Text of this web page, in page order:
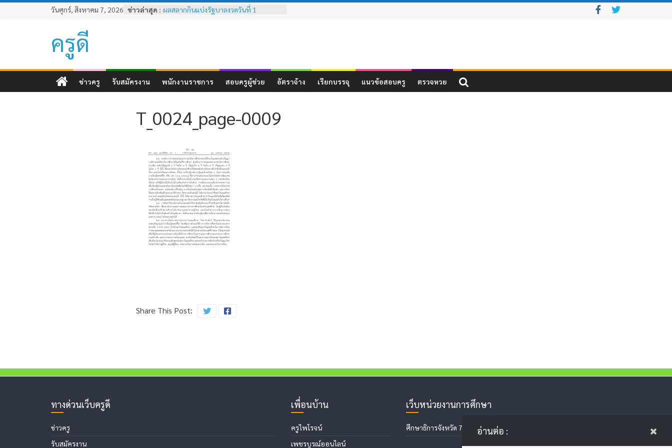
Skip
วันศุกร์, สิงหาคม 7, 2026 ข่าวล่าสุด : ผลสลากกินแบ่งรัฐบาลงวดวันที่ 1
ผลสลากกินแบ่งรัฐบาลงวดวันที่ 16
ธันวาคม 2567
ผลสลากกินแบ่งรัฐบาลงวดวันที่ 1 ธันวาคม
พฤศจิกายน 2567
ครูดี
ข่าวครู รับสมัครงาน พนักงานราชการ สอบครูผู้ช่วย อัตราจ้าง เรียกบรรจุ แนวข้อสอบครู ตรวจหวย
T_0024_page-0009
Share This Post:
ทางด่วนเว็บครูดี
ข่าวครู
รับสมัครงาน
เพื่อนบ้าน
ครูไพโรจน์
เพชรบูรณ์ออนไลน์
เว็บหน่วยงานการศึกษา
ศึกษาธิการจังหวัด 77 จังหวัดอ่านต่อ :